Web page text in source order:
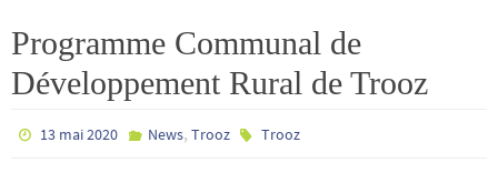
Programme Communal de
Développement Rural de Trooz
13 mai 2020 News, Trooz Trooz